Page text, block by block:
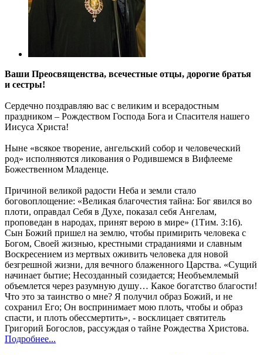
Ваши Преосвященства, всечестные отцы, дорогие братья
и сестры!
Сердечно поздравляю вас с великим и всерадостным
праздником – Рождеством Господа Бога и Спасителя нашего
Иисуса Христа!
Ныне «всякое творение, ангельский собор и человеческий
род» исполняются ликования о Родившемся в Вифлееме
Божественном Младенце.
Причиной великой радости Неба и земли стало
боговоплощение: «Великая благочестия тайна: Бог явился во
плоти, оправдал Себя в Духе, показал себя Ангелам,
проповедан в народах, принят верою в мире» (1Тим. 3:16).
Сын Божий пришел на землю, чтобы примирить человека с
Богом, Своей жизнью, крестными страданиями и славным
Воскресением из мертвых оживить человека для новой
безгрешной жизни, для вечного блаженного Царства. «Сущий
начинает бытие; Несозданный созидается; Необъемлемый
объемлется через разумную душу… Какое богатство благости!
Что это за таинство о мне? Я получил образ Божий, и не
сохранил Его; Он воспринимает мою плоть, чтобы и образ
спасти, и плоть обессмертить», - восклицает святитель
Григорий Богослов, рассуждая о тайне Рождества Христова.
Подробнее...